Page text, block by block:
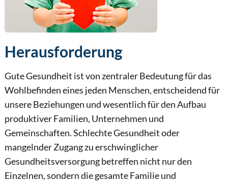
Herausforderung
Gute Gesundheit ist von zentraler Bedeutung für das
Wohlbefinden eines jeden Menschen, entscheidend für
unsere Beziehungen und wesentlich für den Aufbau
produktiver Familien, Unternehmen und
Gemeinschaften. Schlechte Gesundheit oder
mangelnder Zugang zu erschwinglicher
Gesundheitsversorgung betreffen nicht nur den
Einzelnen, sondern die gesamte Familie und